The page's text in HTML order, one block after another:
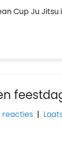
Cup Ju Jitsu
reacties |